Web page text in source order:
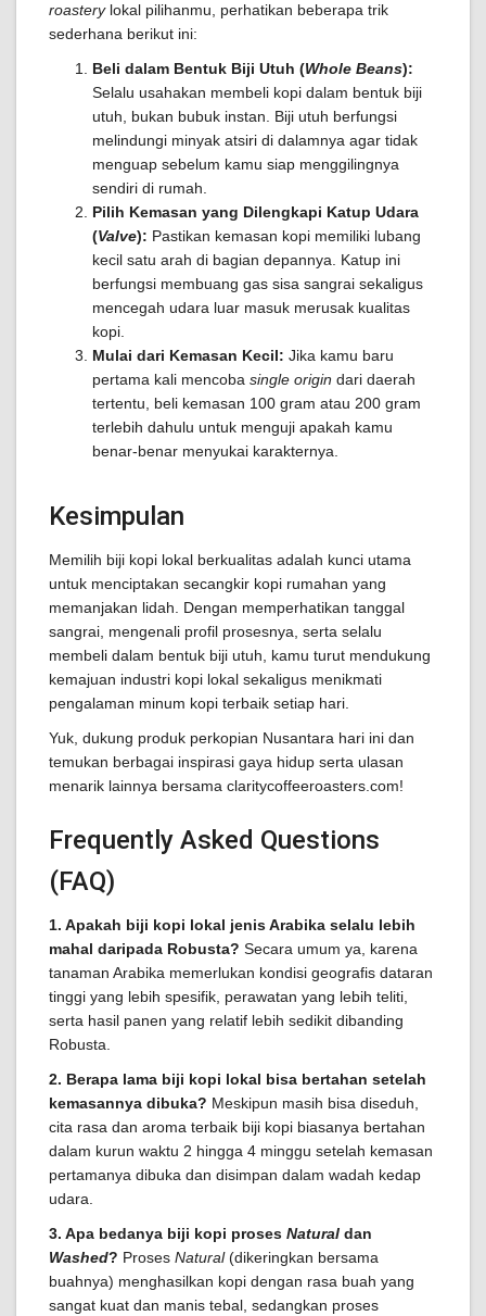
roasterylokal pilihanmu, perhatikan beberapa trik
sederhana berikut ini:
Beli dalam Bentuk Biji Utuh (Whole Beans):
Selalu usahakan membeli kopi dalam bentuk biji
utuh, bukan bubuk instan. Biji utuh berfungsi
melindungi minyak atsiri di dalamnya agar tidak
menguap sebelum kamu siap menggilingnya
sendiri di rumah.
Pilih Kemasan yang Dilengkapi Katup Udara
(Valve): Pastikan kemasan kopi memiliki lubang
kecil satu arah di bagian depannya. Katup ini
berfungsi membuang gas sisa sangrai sekaligus
mencegah udara luar masuk merusak kualitas
kopi.
Mulai dari Kemasan Kecil: Jika kamu baru
pertama kali mencoba single origin dari daerah
tertentu, beli kemasan 100 gram atau 200 gram
terlebih dahulu untuk menguji apakah kamu
benar-benar menyukai karakternya.
Kesimpulan
Memilih biji kopi lokal berkualitas adalah kunci utama
untuk menciptakan secangkir kopi rumahan yang
memanjakan lidah. Dengan memperhatikan tanggal
sangrai, mengenali profil prosesnya, serta selalu
membeli dalam bentuk biji utuh, kamu turut mendukung
kemajuan industri kopi lokal sekaligus menikmati
pengalaman minum kopi terbaik setiap hari.
Yuk, dukung produk perkopian Nusantara hari ini dan
temukan berbagai inspirasi gaya hidup serta ulasan
menarik lainnya bersama claritycoffeeroasters.com!
Frequently Asked Questions
(FAQ)
1. Apakah biji kopi lokal jenis Arabika selalu lebih
mahal daripada Robusta? Secara umum ya, karena
tanaman Arabika memerlukan kondisi geografis dataran
tinggi yang lebih spesifik, perawatan yang lebih teliti,
serta hasil panen yang relatif lebih sedikit dibanding
Robusta.
2. Berapa lama biji kopi lokal bisa bertahan setelah
kemasannya dibuka? Meskipun masih bisa diseduh,
cita rasa dan aroma terbaik biji kopi biasanya bertahan
dalam kurun waktu 2 hingga 4 minggu setelah kemasan
pertamanya dibuka dan disimpan dalam wadah kedap
udara.
3. Apa bedanya biji kopi proses Natural dan
Washed? Proses Natural(dikeringkan bersama
buahnya) menghasilkan kopi dengan rasa buah yang
sangat kuat dan manis tebal, sedangkan proses